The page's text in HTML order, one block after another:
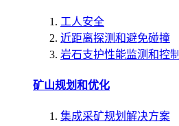
工人安全
近距离探测和避免碰撞
岩石支护性能监测和控制
矿山规划和优化
集成采矿规划解决方案